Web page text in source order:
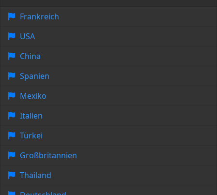
Frankreich
USA
China
Spanien
Mexiko
Italien
Türkei
Großbritannien
Thailand